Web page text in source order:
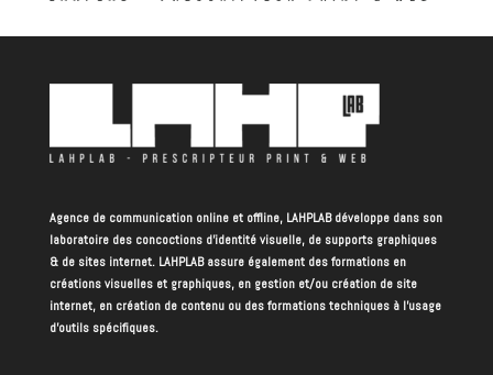
Agence de communication online et offline, LAHPLAB développe dans son
laboratoire des concoctions d’identité visuelle, de supports graphiques
& de sites internet. LAHPLAB assure également des formations en
créations visuelles et graphiques, en gestion et/ou création de site
internet, en création de contenu ou des formations techniques à l’usage
d’outils spécifiques.